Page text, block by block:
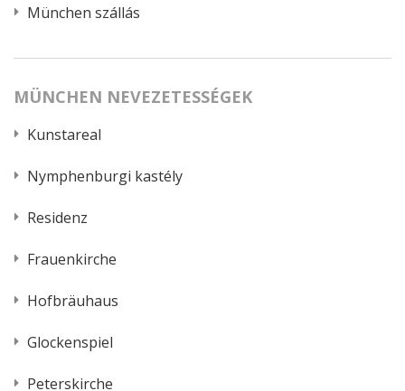
München szállás
MÜNCHEN NEVEZETESSÉGEK
Kunstareal
Nymphenburgi kastély
Residenz
Frauenkirche
Hofbräuhaus
Glockenspiel
Peterskirche